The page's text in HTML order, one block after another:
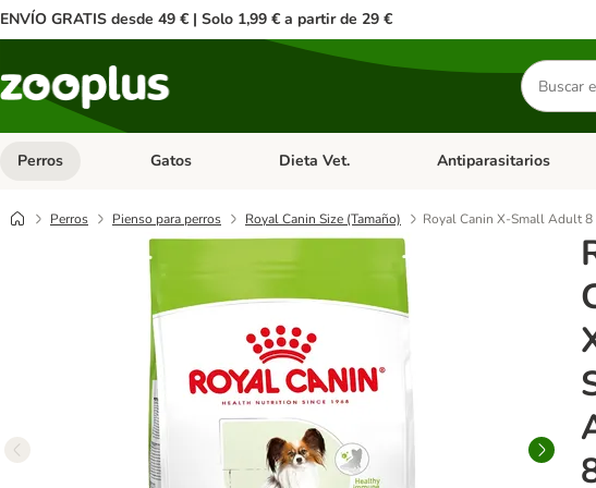
ENVÍO GRATIS desde 49 € | Solo 1,99 € a partir de 29 €
Buscar
productos
Perros Menú de categoria abierto: Perros
Gatos Menú de categoria abierto: Gatos
Dieta Vet. Menú de categoria
Antiparasitarios
Perros Pienso para perros Royal Canin Size (Tamaño) Royal Canin X-Small Adult 8